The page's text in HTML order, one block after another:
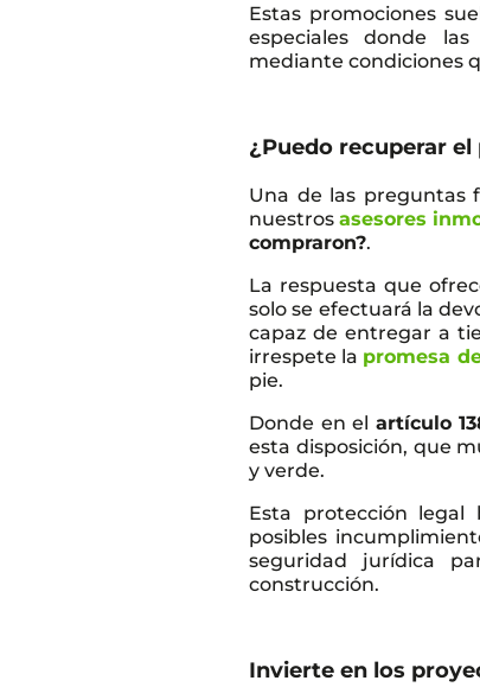
Estas promociones
especiales donde
mediante condiciones
¿Puedo recuperar
Una de las preguntas
nuestrosasesores
compraron?.
La respuesta que
solo se efectuará la
capaz de entregar a
irrespete la promesa
pie.
Donde en el artículo
esta disposición, que
y verde.
Esta protección legal
posibles
seguridad jurídica
construcción.
Invierte en los